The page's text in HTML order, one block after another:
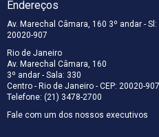
Endereços
Av. Marechal Câmara, 160 3º andar -
20020-907
Rio de Janeiro
Av. Marechal Câmara, 160
3º andar - Sala: 330
Centro - Rio de Janeiro - CEP: 20020-907
Telefone: (21) 3478-2700
Fale com um dos nossos executivos